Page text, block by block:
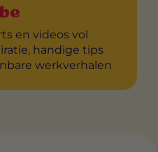
en videos vol
handige tips
werkverhalen